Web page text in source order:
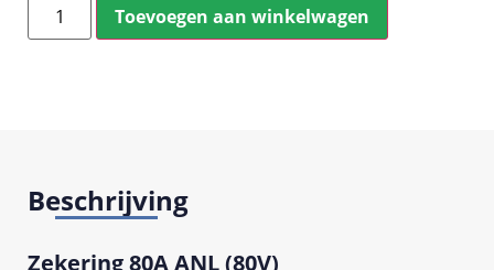
Toevoegen aan winkelwagen
Beschrijving
Zekering 80A ANL (80V)